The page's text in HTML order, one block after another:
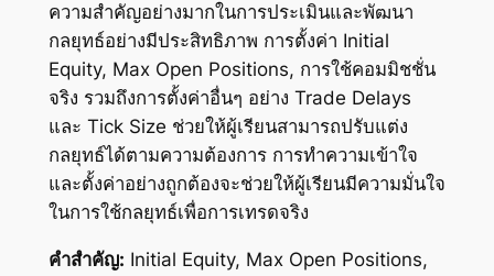
ความสำคัญอย่างมากในการประเมินและพัฒนา
กลยุทธ์อย่างมีประสิทธิภาพ การตั้งค่า Initial
Equity, Max Open Positions, การใช้คอมมิชชั่น
จริง รวมถึงการตั้งค่าอื่นๆ อย่าง Trade Delays
และ Tick Size ช่วยให้ผู้เรียนสามารถปรับแต่ง
กลยุทธ์ได้ตามความต้องการ การทำความเข้าใจ
และตั้งค่าอย่างถูกต้องจะช่วยให้ผู้เรียนมีความมั่นใจ
ในการใช้กลยุทธ์เพื่อการเทรดจริง
คำสำคัญ: Initial Equity, Max Open Positions,